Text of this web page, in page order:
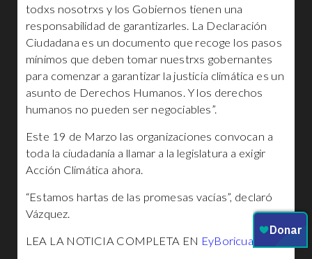
todxs nosotrxs y los Gobiernos tienen una
responsabilidad de garantizarles. La Declaración
Ciudadana es un documento que recoge los pasos
mínimos que deben tomar nuestrxs gobernantes
para comenzar a garantizar la justicia climática es un
asunto de Derechos Humanos. Y los derechos
humanos no pueden ser negociables”.
Este 19 de Marzo las organizaciones convocan a
toda la ciudadanía a llamar a la legislatura a exigir
Acción Climática ahora.
“Estamos hartas de las promesas vacías”, declaró
Vázquez.
LEA LA NOTICIA COMPLETA EN EyBoricua.com